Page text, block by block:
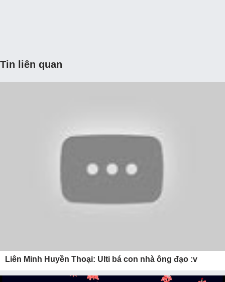
Tin liên quan
Liên Minh Huyền Thoại: Ulti bá con nhà ông đạo :v